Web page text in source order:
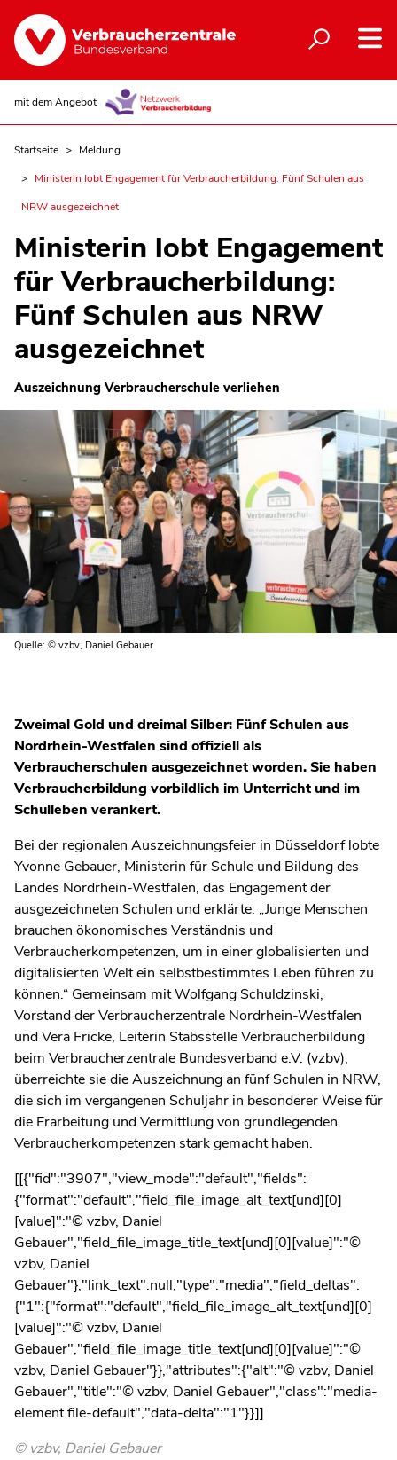
mit dem Angebot
Startseite
Meldung
Ministerin lobt Engagement für Verbraucherbildung: Fünf Schulen aus
NRW ausgezeichnet
Ministerin lobt Engagement
für Verbraucherbildung:
Fünf Schulen aus NRW
ausgezeichnet
Auszeichnung Verbraucherschule verliehen
Quelle: © vzbv, Daniel Gebauer
Zweimal Gold und dreimal Silber: Fünf Schulen aus
Nordrhein-Westfalen sind offiziell als
Verbraucherschulen ausgezeichnet worden. Sie haben
Verbraucherbildung vorbildlich im Unterricht und im
Schulleben verankert.
Bei der regionalen Auszeichnungsfeier in Düsseldorf lobte
Yvonne Gebauer, Ministerin für Schule und Bildung des
Landes Nordrhein-Westfalen, das Engagement der
ausgezeichneten Schulen und erklärte: „Junge Menschen
brauchen ökonomisches Verständnis und
Verbraucherkompetenzen, um in einer globalisierten und
digitalisierten Welt ein selbstbestimmtes Leben führen zu
können.“ Gemeinsam mit Wolfgang Schuldzinski,
Vorstand der Verbraucherzentrale Nordrhein-Westfalen
und Vera Fricke, Leiterin Stabsstelle Verbraucherbildung
beim Verbraucherzentrale Bundesverband e.V. (vzbv),
überreichte sie die Auszeichnung an fünf Schulen in NRW,
die sich im vergangenen Schuljahr in besonderer Weise für
die Erarbeitung und Vermittlung von grundlegenden
Verbraucherkompetenzen stark gemacht haben.
[[{"fid":"3907","view_mode":"default","fields":
{"format":"default","field_file_image_alt_text[und][0]
[value]":"© vzbv, Daniel
Gebauer","field_file_image_title_text[und][0][value]":"©
vzbv, Daniel
Gebauer"},"link_text":null,"type":"media","field_deltas":
{"1":{"format":"default","field_file_image_alt_text[und][0]
[value]":"© vzbv, Daniel
Gebauer","field_file_image_title_text[und][0][value]":"©
vzbv, Daniel Gebauer"}},"attributes":{"alt":"© vzbv, Daniel
Gebauer","title":"© vzbv, Daniel Gebauer","class":"media-
element file-default","data-delta":"1"}}]]
© vzbv, Daniel Gebauer